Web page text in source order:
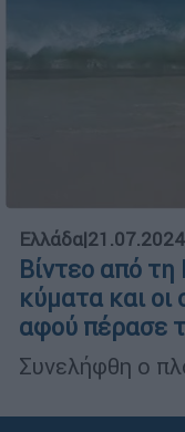
Ελλάδα|
Βίντεο από
κύματα και οι
αφού πέρασε
Συνελήφθη ο